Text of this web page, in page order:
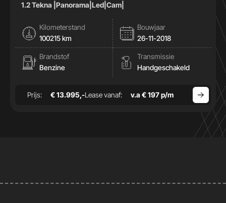
1.2 Tekna |Panorama|Led|Cam|
Kilometerstand
100215 km
Bouwjaar
26-11-2018
Brandstof
Benzine
Transmissie
Handgeschakeld
Prijs: € 13.995,-Lease vanaf: v.a € 197 p/m